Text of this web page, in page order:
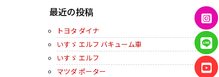
最近の投稿
トヨタ ダイナ
いすゞ エルフ バキューム車
いすゞ エルフ
マツダ ポーター